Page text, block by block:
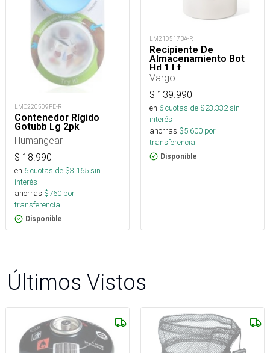
LMO220509FE-R
Contenedor Rígido
Gotubb Lg 2pk
Humangear
$ 18.990
en 6cuotas de $3.165sin
interés
ahorras $760 por
transferencia.
Disponible
LM210517BA-R
Recipiente De
Almacenamiento Bot
Hd 1 Lt
Vargo
$ 139.990
en 6cuotas de $23.332sin
interés
ahorras $5.600 por
transferencia.
Disponible
Últimos Vistos